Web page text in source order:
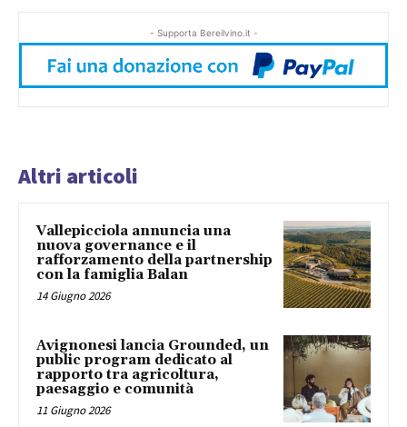
- Supporta Bereilvino.it -
Altri articoli
Vallepicciola annuncia una
nuova governance e il
rafforzamento della partnership
con la famiglia Balan
14 Giugno 2026
Avignonesi lancia Grounded, un
public program dedicato al
rapporto tra agricoltura,
paesaggio e comunità
11 Giugno 2026